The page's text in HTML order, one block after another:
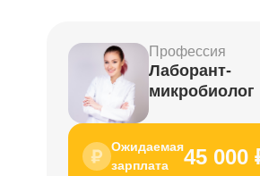
Профессия
Лаборант-
микробиолог
Ожидаемая
зарплата
45 000